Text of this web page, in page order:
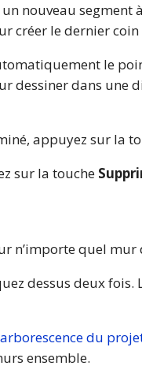
nouveau segment
créer le dernier
le
dessiner dans
appuyez sur la
sur la touche
n’importe quel mur
dessus deux fois.
arborescence du
ensemble.